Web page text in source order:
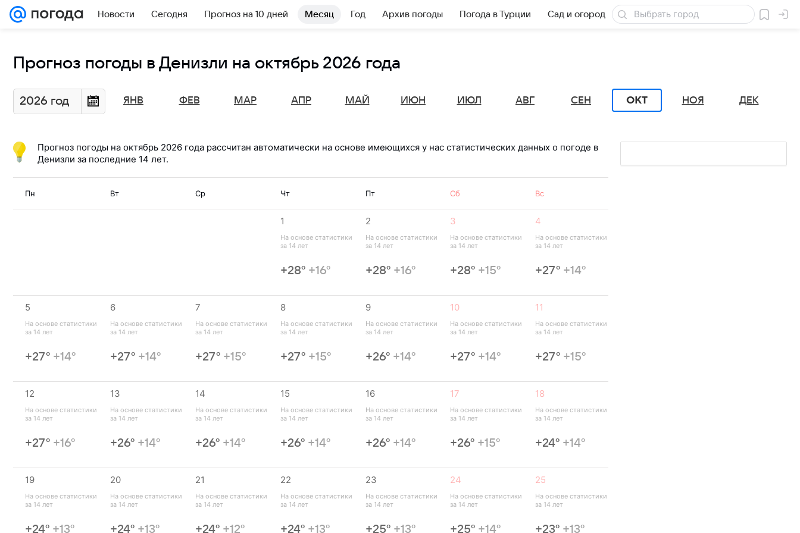
Новости Сегодня Прогноз на 10 дней Месяц Год Архив погоды Погода в Турции Сад и огород Товары для дачи
Прогноз погоды в Денизли на октябрь 2026 года
2026 год ЯНВ ФЕВ МАР АПР МАЙ ИЮН ИЮЛ АВГ СЕН ОКТ НОЯ ДЕК
Прогноз погоды на октябрь 2026 года рассчитан автоматически на основе имеющихся у нас статистических данных о погоде в
Денизли за последние 14 лет.
Пн Вт Ср Чт Пт Сб Вс
1
На основе статистики
за 14 лет
+28° +16°
2
На основе статистики
за 14 лет
+28° +16°
3
На основе статистики
за 14 лет
+28° +15°
4
На основе статистики
за 14 лет
+27° +14°
5
На основе статистики
за 14 лет
+27° +14°
6
На основе статистики
за 14 лет
+27° +14°
7
На основе статистики
за 14 лет
+27° +15°
8
На основе статистики
за 14 лет
+27° +15°
9
На основе статистики
за 14 лет
+26° +14°
10
На основе статистики
за 14 лет
+27° +14°
11
На основе статистики
за 14 лет
+27° +15°
12
На основе статистики
за 14 лет
+27° +16°
13
На основе статистики
за 14 лет
+26° +14°
14
На основе статистики
за 14 лет
+26° +14°
15
На основе статистики
за 14 лет
+26° +14°
16
На основе статистики
за 14 лет
+26° +14°
17
На основе статистики
за 14 лет
+26° +15°
18
На основе статистики
за 14 лет
+24° +14°
19
На основе статистики
за 14 лет
+24° +13°
20
На основе статистики
за 14 лет
+24° +13°
21
На основе статистики
за 14 лет
+24° +12°
22
На основе статистики
за 14 лет
+24° +13°
23
На основе статистики
за 14 лет
+25° +13°
24
На основе статистики
за 14 лет
+25° +14°
25
На основе статистики
за 14 лет
+23° +13°